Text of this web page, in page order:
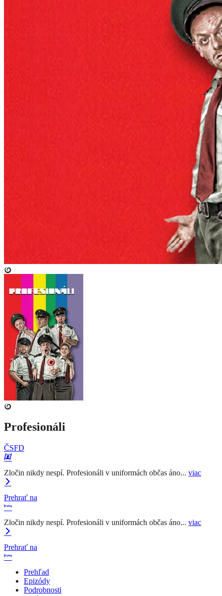
Profesionáli
ČSFD
Zločin nikdy nespí. Profesionáli v uniformách občas áno... viac
Prehrať na
Zločin nikdy nespí. Profesionáli v uniformách občas áno... viac
Prehrať na
Prehľad
Epizódy
Podrobnosti